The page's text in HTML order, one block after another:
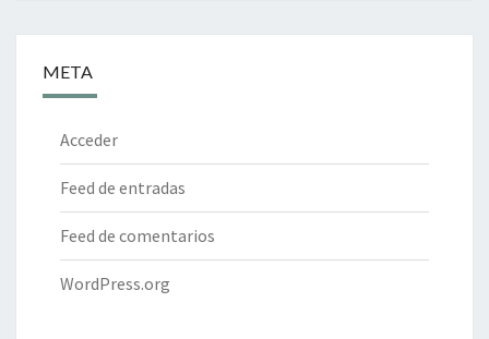
META
Acceder
Feed de entradas
Feed de comentarios
WordPress.org